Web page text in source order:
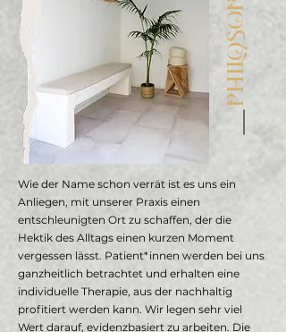
PHILOSOPHIE
Wie der Name schon verrät ist es uns ein
Anliegen, mit unserer Praxis einen
entschleunigten Ort zu schaffen, der die
Hektik des Alltags einen kurzen Moment
vergessen lässt. Patient*innen werden bei uns
ganzheitlich betrachtet und erhalten eine
individuelle Therapie, aus der nachhaltig
profitiert werden kann. Wir legen sehr viel
Wert darauf, evidenzbasiert zu arbeiten. Die